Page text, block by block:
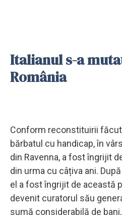
Italianul s-a
România
Conform reconstituirii
bărbatul cu handicap, în
din Ravenna, a fost îngrijit
din urma cu câțiva ani.
el a fost îngrijit de această
devenit curatorul său
sumă considerabilă de